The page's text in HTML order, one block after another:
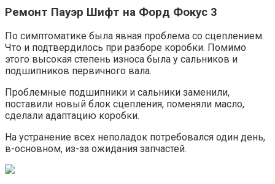
Ремонт Пауэр Шифт на Форд Фокус 3
По симптоматике была явная проблема со сцеплением.
Что и подтвердилось при разборе коробки. Помимо
этого высокая степень износа была у сальников и
подшипников первичного вала.
Проблемные подшипники и сальники заменили,
поставили новый блок сцепления, поменяли масло,
сделали адаптацию коробки.
На устранение всех неполадок потребовался один день,
в-основном, из-за ожидания запчастей.